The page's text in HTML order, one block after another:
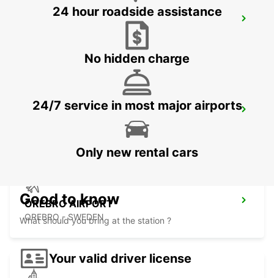
NYKOPING SKAVSTA AIRPORT
NYKOPING
OREBRO AIRPORT
OREBRO - SWEDEN
24 hour roadside assistance
No hidden charge
24/7 service in most major airports
Only new rental cars
Good to know
What should you bring at the station ?
Your valid driver license